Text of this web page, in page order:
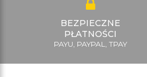
BEZPIECZNE
PŁATNOŚCI
PAYU, PAYPAL, TPAY